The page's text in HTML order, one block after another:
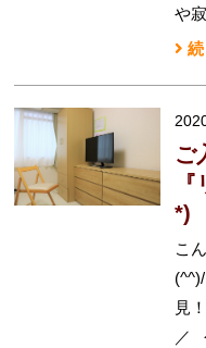
や
ご
*)
こ
見
／